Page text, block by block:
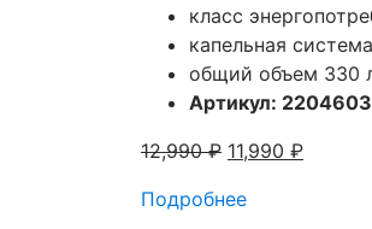
класс
капельная
общий объем 330
Артикул:
12,990₽ 11,990 ₽
Подробнее